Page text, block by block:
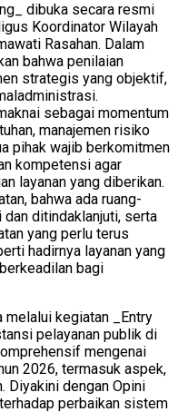
dibuka secara resmi
Koordinator Wilayah
Rasahan. Dalam
bahwa penilaian
strategis yang objektif,
sebagai momentum
manajemen risiko
pihak wajib berkomitmen
kompetensi agar
layanan yang diberikan.
bahwa ada ruang-
ditindaklanjuti, serta
yang perlu terus
hadirnya layanan yang
bagi
melalui kegiatan _Entry
pelayanan publik di
mengenai
2026, termasuk aspek,
Diyakini dengan Opini
perbaikan sistem